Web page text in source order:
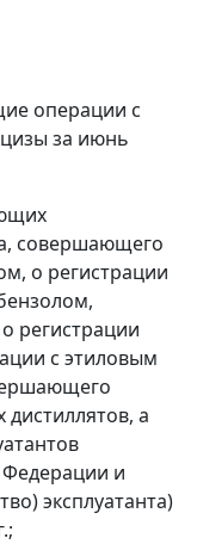
операции с
за июнь
совершающего
о регистрации
регистрации
с этиловым
а
и
эксплуатанта)